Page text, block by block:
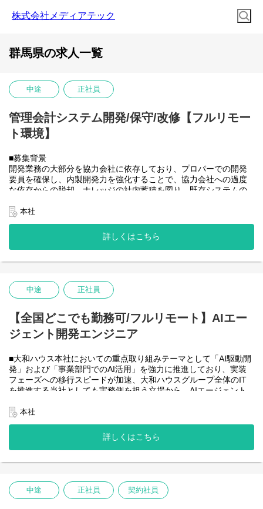
株式会社メディアテック
群馬県の求人一覧
中途 正社員
管理会計システム開発/保守/改修【フルリモー
ト環境】
■募集背景
開発業務の大部分を協力会社に依存しており、プロパーでの開発
要員を確保し、内製開発力を強化することで、協力会社への過度
な依存からの脱却、ナレッジの社内蓄積を図り、既存システムの
応できるチームへと成長させていきたい。
■業務内容
大和ハウスグループ全体のITを推進する当社にて、グループ会社
(大和ハウス含)の社内システム開発、改修に携わって頂きます。
・HTML5 アプリケーション（JavaScript / jQuery / Vue.js）を用い
・CAP（Cloud Application Programming Model / Node.js）および
OData を用いたデータアクセス・バックエンド開発・保守
・SAP HANA SQL / Calculation View / Procedure によるデータモ
デリング・DB開発
国どこからでも働いていただけます。
入社日以外の出社は基本的にないので、入社後の勤務地は問いま
せん。また、働く時間に制限もなく、月160時間の勤務で、午前5
時～22時までの間であれば、自由な時間に働いていただけます。
児、介護などとの両立も可能です。社員が仕事をしやすい環境を
本社
詳しくはこちら
中途 正社員
【全国どこでも勤務可/フルリモート】AIエー
ジェント開発エンジニア
■大和ハウス本社においての重点取り組みテーマとして「AI駆動開
発」および「事業部門でのAI活用」を強力に推進しており、実装
フェーズへの移行スピードが加速、大和ハウスグループ全体のIT
を推進する当社としても実務側を担う立場から、AIエージェント
務としチームの拡大を図っています。
なお、フルリモート勤務可能なので、勤務地は北海道から沖縄ま
で、日本全国どこからでも働いていただけます。
入社日以外の出社は年１～４回程度なので、入社後の勤務地は国
また、働く時間に制限もなく、月160時間の勤務で、午前５時～２
を途中で中断したり、働く時間を調整できるので、家事、育児、
介護などとの両立も可能です。社員が仕事をしやすい環境を整え
本社
詳しくはこちら
中途 正社員 契約社員